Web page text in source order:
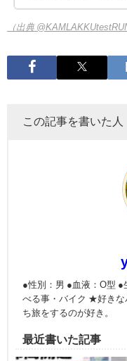
（出典
この記事を書いた人
●性別：男 ●血液：O型 ●
べる事・バイク ★好きな
ち旅をするのが好き。
最近書いた記事